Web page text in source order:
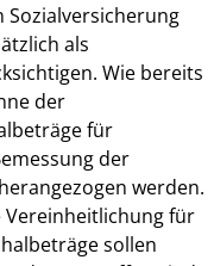
Sozialversicherung
als
Wie bereits
der
für
der
werden.
für
sollen